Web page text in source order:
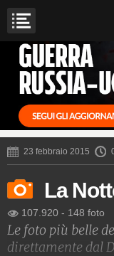
23 febbraio 2015
La
107.920 - 148 foto
Le foto più belle
direttamente dal